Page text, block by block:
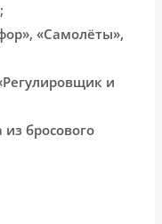
«Самолёты»,
и
бросового